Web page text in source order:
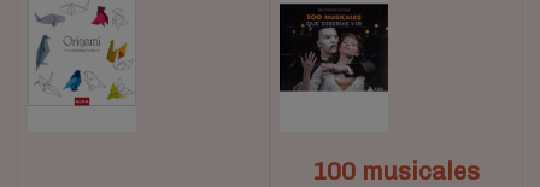
100 musicales